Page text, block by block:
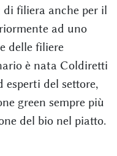
filiera anche per il
ad uno
delle filiere
è nata Coldiretti
esperti del settore,
green sempre più
del bio nel piatto.